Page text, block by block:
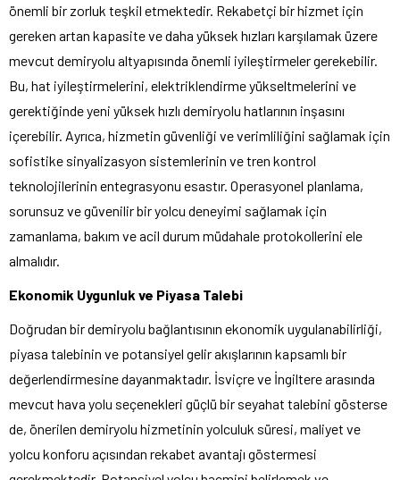
önemli bir zorluk teşkil etmektedir. Rekabetçi bir hizmet için
gereken artan kapasite ve daha yüksek hızları karşılamak üzere
mevcut demiryolu altyapısında önemli iyileştirmeler gerekebilir.
Bu, hat iyileştirmelerini, elektriklendirme yükseltmelerini ve
gerektiğinde yeni yüksek hızlı demiryolu hatlarının inşasını
içerebilir. Ayrıca, hizmetin güvenliği ve verimliliğini sağlamak için
sofistike sinyalizasyon sistemlerinin ve tren kontrol
teknolojilerinin entegrasyonu esastır. Operasyonel planlama,
sorunsuz ve güvenilir bir yolcu deneyimi sağlamak için
zamanlama, bakım ve acil durum müdahale protokollerini ele
almalıdır.
Ekonomik Uygunluk ve Piyasa Talebi
Doğrudan bir demiryolu bağlantısının ekonomik uygulanabilirliği,
piyasa talebinin ve potansiyel gelir akışlarının kapsamlı bir
değerlendirmesine dayanmaktadır. İsviçre ve İngiltere arasında
mevcut hava yolu seçenekleri güçlü bir seyahat talebini gösterse
de, önerilen demiryolu hizmetinin yolculuk süresi, maliyet ve
yolcu konforu açısından rekabet avantajı göstermesi